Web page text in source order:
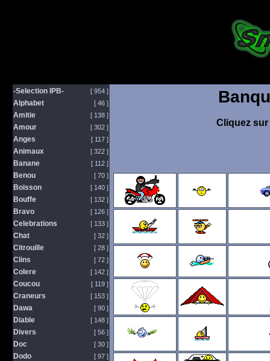
Cliquez
-Selection IPB- [ 954 ]
Alphabet [ 46 ]
Amitie [ 138 ]
Amour [ 302 ]
Anges [ 117 ]
Animaux [ 322 ]
Banane [ 112 ]
Benou [ 70 ]
Boisson [ 140 ]
Bouffe [ 132 ]
Bravo [ 126 ]
Celebrations [ 133 ]
Chat [ 32 ]
Citrouille [ 28 ]
Clins [ 72 ]
Colere [ 142 ]
Coucou [ 119 ]
Craneurs [ 153 ]
Dawa [ 90 ]
Diable [ 148 ]
Divers [ 56 ]
Doc [ 30 ]
Dodo [ 97 ]